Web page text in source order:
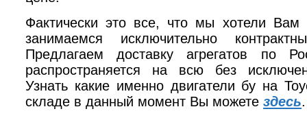
Фактически это все, что мы хотели Вам
занимаемся исключительно
Предлагаем доставку агрегатов по
распространяется на всю без
Узнать какие именно двигатели бу на
складе в данный момент Вы можете здесь